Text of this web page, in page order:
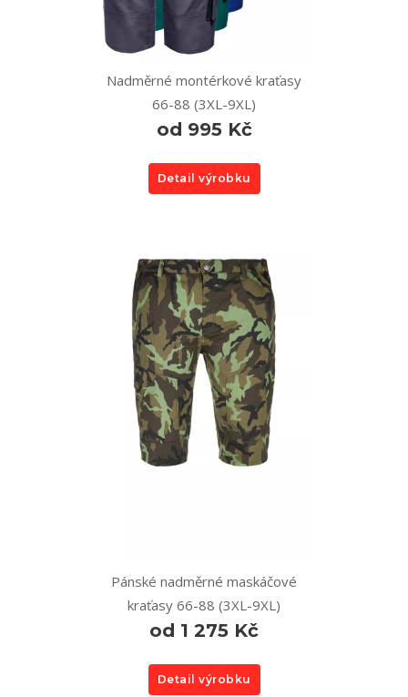
Nadměrné montérkové kraťasy
66-88 (3XL-9XL)
od 995 Kč
Detail výrobku
Pánské nadměrné maskáčové
kraťasy 66-88 (3XL-9XL)
od 1 275 Kč
Detail výrobku